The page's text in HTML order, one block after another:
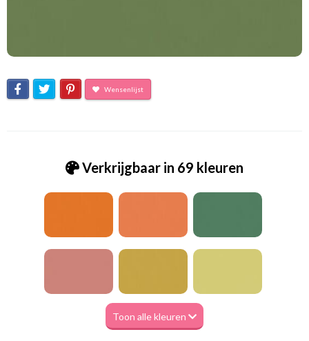
Wensenlijst
Verkrijgbaar in 69 kleuren
Toon alle kleuren